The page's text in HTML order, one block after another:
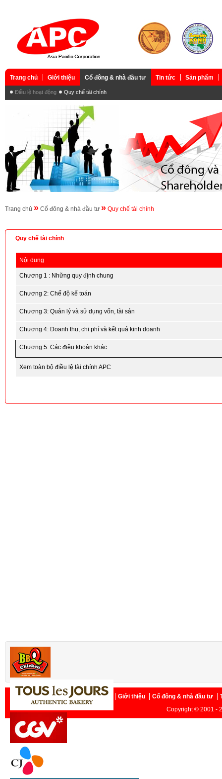
Trang chủ Giới thiệu Cổ đông & nhà đầu tư
Điều lệ hoạt động Quy chế tài chính
Tin tức Sản phẩm
Trang chủ » Cổ đông & nhà đầu tư » Quy chế tài chính
Quy chế tài chính
Nội dung
Chương 1 : Những quy định chung
Chương 2: Chế độ kế toán
Chương 3: Quản lý và sử dụng vốn, tài sản
Chương 4: Doanh thu, chi phí và kết quả kinh doanh
Chương 5: Các điều khoản khác
Xem toàn bộ điều lệ tài chính APC
Trang chủ Giới thiệu Cổ đông & nhà đầu tư
Copyright © 2001 -